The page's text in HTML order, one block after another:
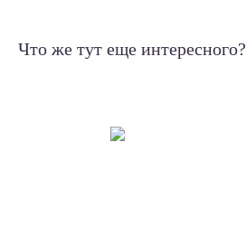
Что же тут еще интересного?